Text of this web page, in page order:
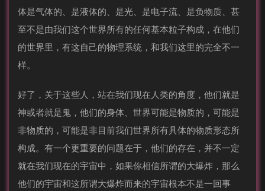
体是气体的、是液体的、是光、是电子流、是负物质、甚
至不是由我们这个世界所有的任何基本粒子构成，在他们
的世界里，有这自己的物理系统，和我们这里的完全不一
样。
好了，关于这些人，站在我们现在人类的角度，他们就是
神或者就是鬼，他们的身体、世界可能是物质的，可能是
非物质的，可能是非目前我们世界所有具体的物质形态所
构成。有一个更重要的问题在于，他们的存在，并不一定
就在我们现在的宇宙中，如果你相信所谓的大爆炸，那么
他们的宇宙和这所谓大爆炸而来的宇宙根本不是一回事